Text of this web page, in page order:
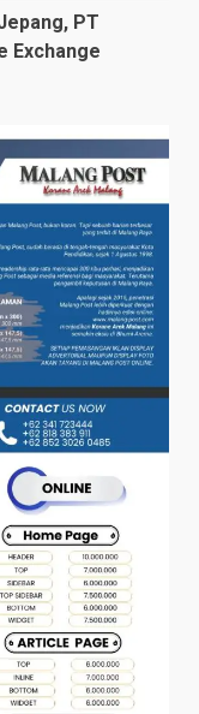
PT
Exchange